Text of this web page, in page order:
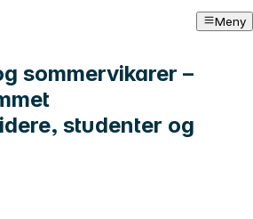
Meny
sommervikarer –
studenter og